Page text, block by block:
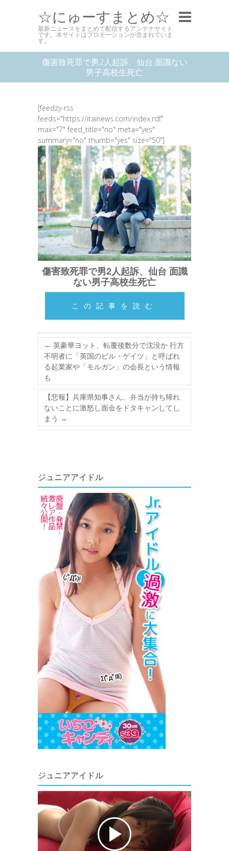
☆にゅーすまとめ☆
最新ニュースをまとめて配信するアンテナサイト
です。本サイトはプロモーションが含まれていま
す。
傷害致死罪で男2人起訴、仙台 面識ない
男子高校生死亡
[feedzy-rss
feeds="https://itainews.com/index.rdf"
max="7" feed_title="no" meta="yes"
summary="no" thumb="yes" size="50"]
傷害致死罪で男2人起訴、仙台 面識
ない男子高校生死亡
この記事を読む
← 英豪華ヨット、転覆後数分で沈没か 行方
不明者に「英国のビル・ゲイツ」と呼ばれ
る起業家や「モルガン」の会長という情報
も
【悲報】兵庫県知事さん、弁当が持ち帰れ
ないことに激怒し面会をドタキャンしてし
まう →
ジュニアアイドル
ジュニアアイドル